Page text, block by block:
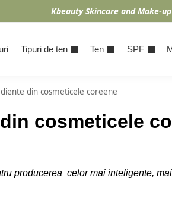
Kbeauty Skincare and Make-
Tipuri de ten Ten SPF
din cosmeticele coreene
cosmeticele
producerea celor mai inteligente,